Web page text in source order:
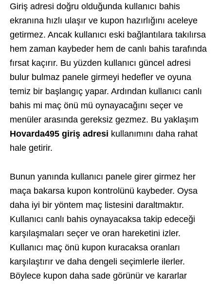
Giriş adresi doğru olduğunda kullanıcı bahis
ekranına hızlı ulaşır ve kupon hazırlığını aceleye
getirmez. Ancak kullanıcı eski bağlantılara takılırsa
hem zaman kaybeder hem de canlı bahis tarafında
fırsat kaçırır. Bu yüzden kullanıcı güncel adresi
bulur bulmaz panele girmeyi hedefler ve oyuna
temiz bir başlangıç yapar. Ardından kullanıcı canlı
bahis mi maç önü mü oynayacağını seçer ve
menüler arasında gereksiz gezmez. Bu yaklaşım
Hovarda495 giriş adresi kullanımını daha rahat
hale getirir.
Bunun yanında kullanıcı panele girer girmez her
maça bakarsa kupon kontrolünü kaybeder. Oysa
daha iyi bir yöntem maç listesini daraltmaktır.
Kullanıcı canlı bahis oynayacaksa takip edeceği
karşılaşmaları seçer ve oran hareketini izler.
Kullanıcı maç önü kupon kuracaksa oranları
karşılaştırır ve daha dengeli seçimlerle ilerler.
Böylece kupon daha sade görünür ve kararlar